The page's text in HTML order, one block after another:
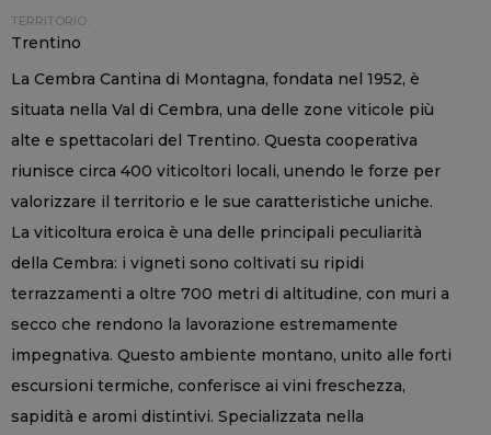
TERRITORIO:
Trentino
La Cembra Cantina di Montagna, fondata nel 1952, è
situata nella Val di Cembra, una delle zone viticole più
alte e spettacolari del Trentino. Questa cooperativa
riunisce circa 400 viticoltori locali, unendo le forze per
valorizzare il territorio e le sue caratteristiche uniche.
La viticoltura eroica è una delle principali peculiarità
della Cembra: i vigneti sono coltivati su ripidi
terrazzamenti a oltre 700 metri di altitudine, con muri a
secco che rendono la lavorazione estremamente
impegnativa. Questo ambiente montano, unito alle forti
escursioni termiche, conferisce ai vini freschezza,
sapidità e aromi distintivi. Specializzata nella